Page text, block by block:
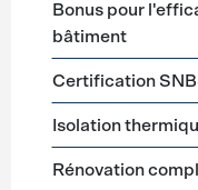
Bonus pour
bâtiment
Certification
Isolation
Rénovation